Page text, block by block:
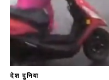
देश दुनिया